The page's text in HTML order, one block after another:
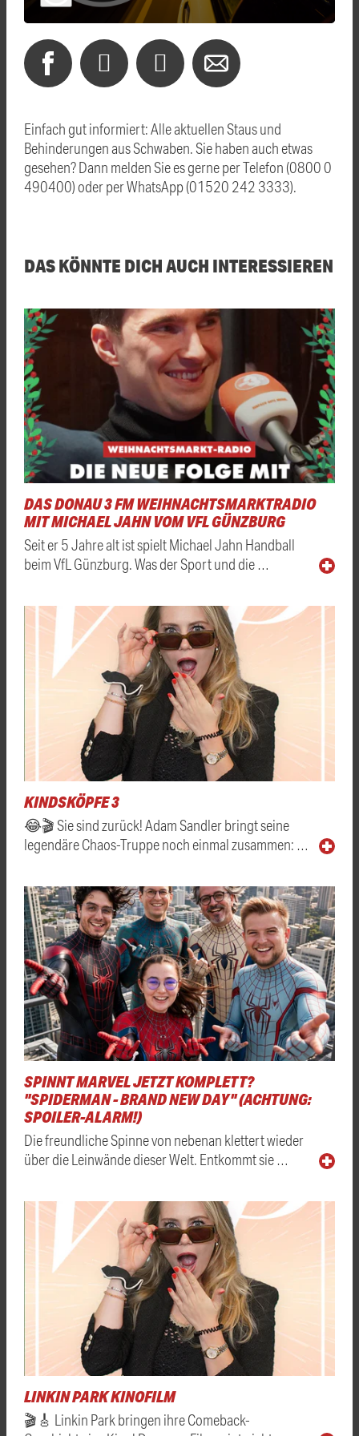
Einfach gut informiert: Alle aktuellen Staus und
Behinderungen aus Schwaben. Sie haben auch etwas
gesehen? Dann melden Sie es gerne per Telefon (0800 0
490400) oder per WhatsApp (01520 242 3333).
DAS KÖNNTE DICH AUCH INTERESSIEREN
DAS DONAU 3 FM WEIHNACHTSMARKTRADIO
MIT MICHAEL JAHN VOM VFL GÜNZBURG
Seit er 5 Jahre alt ist spielt Michael Jahn Handball
beim VfL Günzburg. Was der Sport und die …
KINDSKÖPFE 3
😂🎬 Sie sind zurück! Adam Sandler bringt seine
legendäre Chaos-Truppe noch einmal zusammen: …
SPINNT MARVEL JETZT KOMPLETT?
"SPIDERMAN - BRAND NEW DAY" (ACHTUNG:
SPOILER-ALARM!)
Die freundliche Spinne von nebenan klettert wieder
über die Leinwände dieser Welt. Entkommt sie …
LINKIN PARK KINOFILM
🎬🎸 Linkin Park bringen ihre Comeback-